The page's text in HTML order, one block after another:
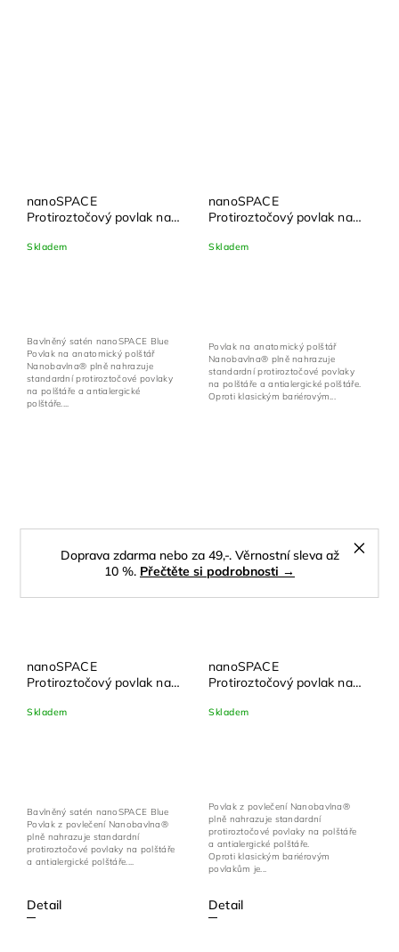
Doprava zdarma nebo za 49,-. Věrnostní sleva až
10 %. Přečtěte si podrobnosti →
nanoSPACE
Protiroztočový povlak na
66 cm | Nanobavlna® –
Skladem
Bavlněný satén nanoSPACE Blue
Povlak na anatomický polštář
Nanobavlna® plně nahrazuje
standardní protiroztočové povlaky
na polštáře a antialergické
polštáře....
nanoSPACE
Protiroztočový povlak na
66 cm | Nanobavlna® –
Skladem
Povlak na anatomický polštář
Nanobavlna® plně nahrazuje
standardní protiroztočové povlaky
na polštáře a antialergické polštáře.
Oproti klasickým bariérovým...
nanoSPACE
Protiroztočový povlak na
Nanobavlna® – modrá
Skladem
Detail
Bavlněný satén nanoSPACE Blue
Povlak z povlečení Nanobavlna®
plně nahrazuje standardní
protiroztočové povlaky na polštáře
a antialergické polštáře....
nanoSPACE
Protiroztočový povlak na
Nanobavlna® – režná
Skladem
Detail
Povlak z povlečení Nanobavlna®
plně nahrazuje standardní
protiroztočové povlaky na polštáře
a antialergické polštáře.
Oproti klasickým bariérovým
povlakům je...